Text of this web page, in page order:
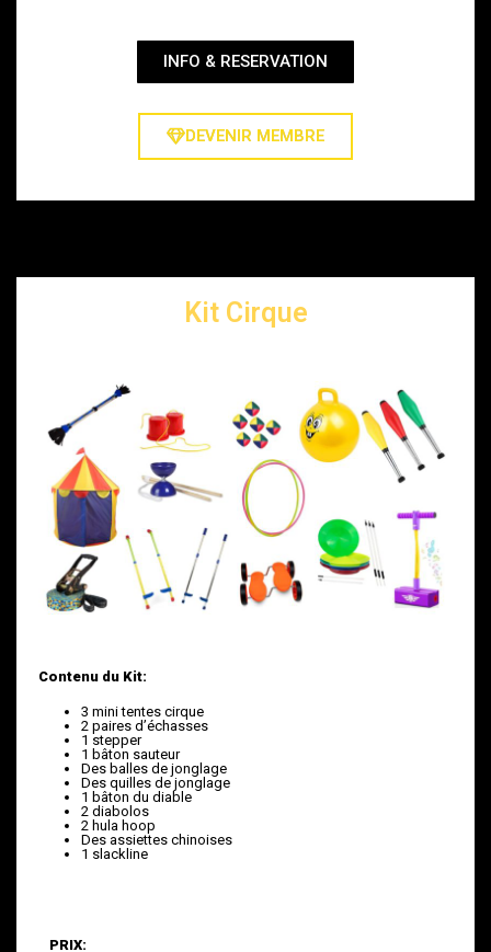
INFO & RESERVATION
DEVENIR MEMBRE
Kit Cirque
Contenu du Kit:
3 mini tentes cirque
2 paires d’échasses
1 stepper
1 bâton sauteur
Des balles de jonglage
Des quilles de jonglage
1 bâton du diable
2 diabolos
2 hula hoop
Des assiettes chinoises
1 slackline
PRIX: